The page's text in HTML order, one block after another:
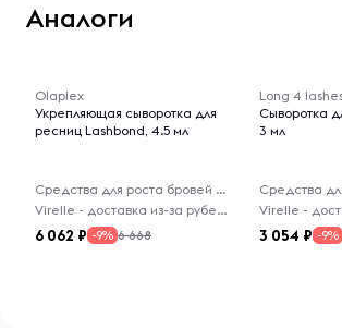
флакон после использования.
Аналоги
Olaplex
Укрепляющая сыворотка для
ресниц Lashbond, 4.5 мл
Средства для роста бровей и ресниц
Virelle - доставка из-за рубежа
6 062 -9% 6 668
Long 4
Сыворотка
3 мл
3 054 -9%